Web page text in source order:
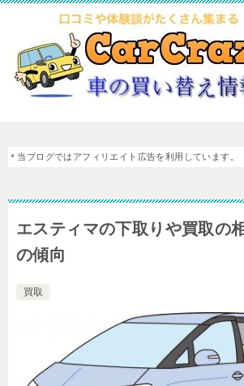
＊当ブログではアフィリエイト広告を利用しています。
エスティマの下取りや買取の
の傾向
買取